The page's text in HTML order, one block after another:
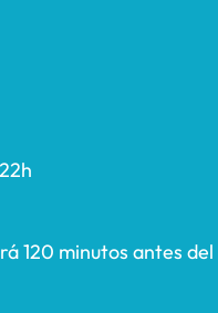
120 minutos antes